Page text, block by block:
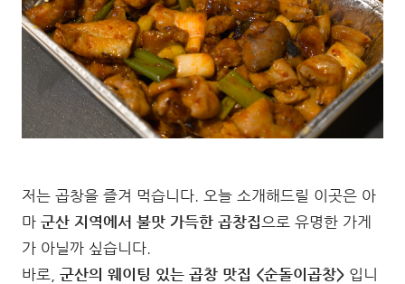
저는 곱창을 즐겨 먹습니다. 오늘 소개해드릴 이곳은 아
마 군산 지역에서 불맛 가득한 곱창집으로 유명한 가게
가 아닐까 싶습니다.
바로, 군산의 웨이팅 있는 곱창 맛집 <순돌이곱창> 입니